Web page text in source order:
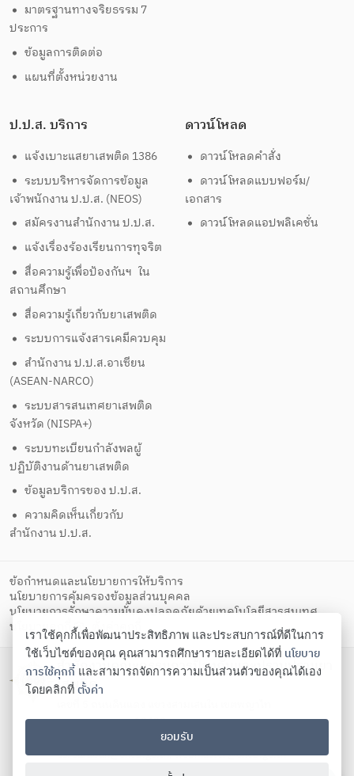
มาตรฐานทางจริยธรรม 7
ประการ
ข้อมูลการติดต่อ
แผนที่ตั้งหน่วยงาน
ป.ป.ส. บริการ
แจ้งเบาะแสยาเสพติด 1386
ระบบบริหารจัดการข้อมูล
เจ้าพนักงาน ป.ป.ส. (NEOS)
สมัครงานสำนักงาน ป.ป.ส.
แจ้งเรื่องร้องเรียนการทุจริต
สื่อความรู้เพื่อป้องกันฯ ใน
สถานศึกษา
สื่อความรู้เกี่ยวกับยาเสพติด
ระบบการแจ้งสารเคมีควบคุม
สำนักงาน ป.ป.ส.อาเซียน
(ASEAN-NARCO)
ระบบสารสนเทศยาเสพติด
จังหวัด (NISPA+)
ระบบทะเบียนกำลังพลผู้
ปฏิบัติงานด้านยาเสพติด
ข้อมูลบริการของ ป.ป.ส.
ความคิดเห็นเกี่ยวกับ
สำนักงาน ป.ป.ส.
ดาวน์โหลด
ดาวน์โหลดคำสั่ง
ดาวน์โหลดแบบฟอร์ม/
เอกสาร
ดาวน์โหลดแอปพลิเคชั่น
ข้อกำหนดและนโยบายการให้บริการ
นโยบายการคุ้มครองข้อมูลส่วนบุคคล
นโยบายการรักษาความมั่นคงปลอดภัยด้วยเทคโนโลยีสารสนเทศ
นโยบายคุกกี้
ตั้งค่าคุกกี้
สำนักงานคณะกรรมการป้องกันและปราบปรามยา
เสพติด
กรุงเทพมหานคร 10400
โทรศัพท์ 02-247-0901-19 โทรสาร 02-245-9350 Contact
us:saraban@oncb.go.th,webmaster@oncb.go.th
เราใช้คุกกี้เพื่อพัฒนาประสิทธิภาพ และประสบการณ์ที่ดีในการ
ใช้เว็บไซต์ของคุณ คุณสามารถศึกษารายละเอียดได้ที่ นโยบาย
การใช้คุกกี้และสามารถจัดการความเป็นส่วนตัวของคุณได้เอง
โดยคลิกที่ ตั้งค่า
ยอมรับ